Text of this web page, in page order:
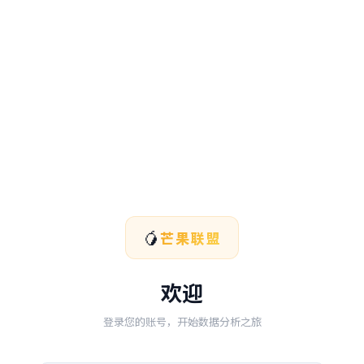
🥭芒果联盟
欢迎
登录您的账号，开始数据分析之旅